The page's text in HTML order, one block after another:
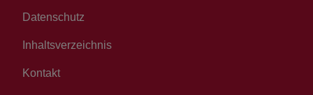
Datenschutz
Inhaltsverzeichnis
Kontakt